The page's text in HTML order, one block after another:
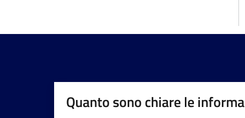
Quanto sono chiare le